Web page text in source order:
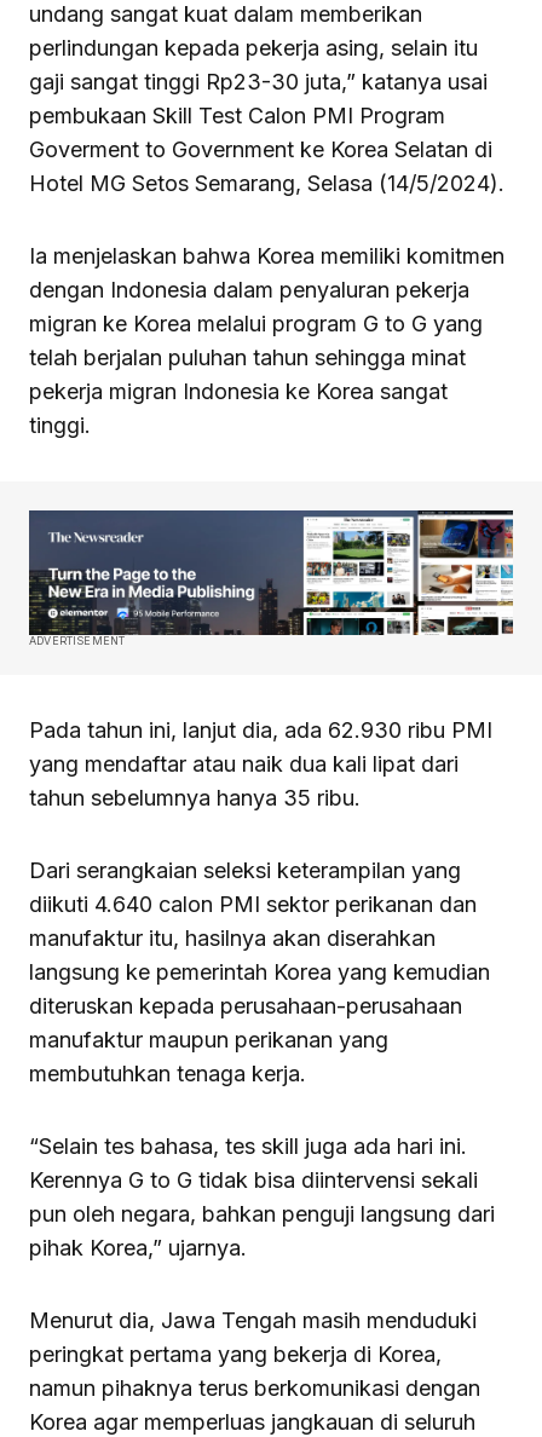
undang sangat kuat dalam memberikan
perlindungan kepada pekerja asing, selain itu
gaji sangat tinggi Rp23-30 juta,” katanya usai
pembukaan Skill Test Calon PMI Program
Goverment to Government ke Korea Selatan di
Hotel MG Setos Semarang, Selasa (14/5/2024).
Ia menjelaskan bahwa Korea memiliki komitmen
dengan Indonesia dalam penyaluran pekerja
migran ke Korea melalui program G to G yang
telah berjalan puluhan tahun sehingga minat
pekerja migran Indonesia ke Korea sangat
tinggi.
ADVERTISEMENT
Pada tahun ini, lanjut dia, ada 62.930 ribu PMI
yang mendaftar atau naik dua kali lipat dari
tahun sebelumnya hanya 35 ribu.
Dari serangkaian seleksi keterampilan yang
diikuti 4.640 calon PMI sektor perikanan dan
manufaktur itu, hasilnya akan diserahkan
langsung ke pemerintah Korea yang kemudian
diteruskan kepada perusahaan-perusahaan
manufaktur maupun perikanan yang
membutuhkan tenaga kerja.
“Selain tes bahasa, tes skill juga ada hari ini.
Kerennya G to G tidak bisa diintervensi sekali
pun oleh negara, bahkan penguji langsung dari
pihak Korea,” ujarnya.
Menurut dia, Jawa Tengah masih menduduki
peringkat pertama yang bekerja di Korea,
namun pihaknya terus berkomunikasi dengan
Korea agar memperluas jangkauan di seluruh